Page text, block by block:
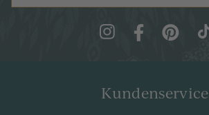
Kundenservice